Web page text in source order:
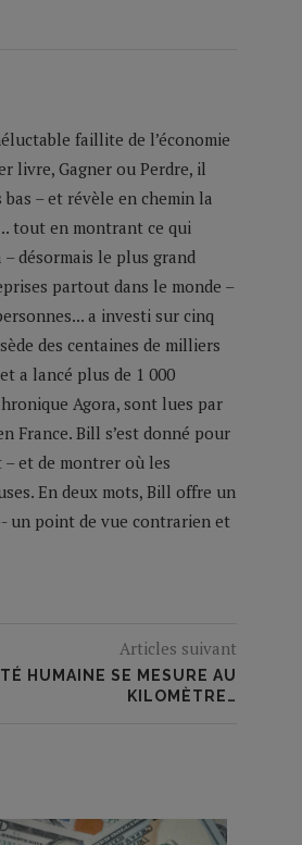
faillite de l’économie
livre, Gagner ou Perdre, il
– et révèle en chemin la
tout en montrant ce qui
désormais le plus grand
partout dans le monde –
a investi sur cinq
des centaines de milliers
a lancé plus de 1 000
Agora, sont lues par
France. Bill s’est donné pour
et de montrer où les
En deux mots, Bill offre un
un point de vue contrarien et
Articles suivant
HUMAINE SE MESURE AU
KILOMÈTRE…